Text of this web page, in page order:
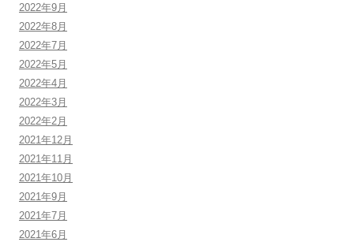
2022年9月
2022年8月
2022年7月
2022年5月
2022年4月
2022年3月
2022年2月
2021年12月
2021年11月
2021年10月
2021年9月
2021年7月
2021年6月